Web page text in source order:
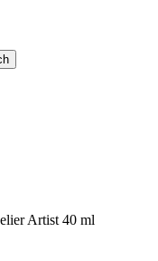
Artist 40 ml